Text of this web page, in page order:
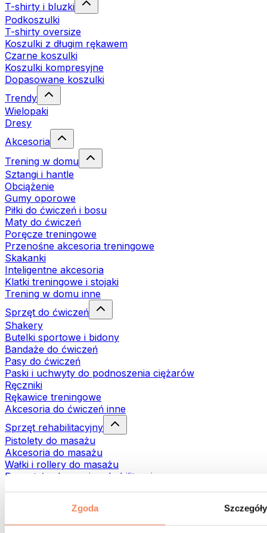
Zgoda Szczegóły
T-shirty i bluzki
Podkoszulki
T-shirty oversize
Koszulki z długim rękawem
Czarne koszulki
Koszulki kompresyjne
Dopasowane koszulki
Trendy
Wielopaki
Dresy
Akcesoria
Trening w domu
Sztangi i hantle
Obciążenie
Gumy oporowe
Piłki do ćwiczeń i bosu
Maty do ćwiczeń
Poręcze treningowe
Przenośne akcesoria treningowe
Skakanki
Inteligentne akcesoria
Klatki treningowe i stojaki
Trening w domu inne
Sprzęt do ćwiczeń
Shakery
Butelki sportowe i bidony
Bandaże do ćwiczeń
Pasy do ćwiczeń
Paski i uchwyty do podnoszenia ciężarów
Ręczniki
Rękawice treningowe
Akcesoria do ćwiczeń inne
Sprzęt rehabilitacyjny
Pistolety do masażu
Akcesoria do masażu
Wałki i rollery do masażu
Pozostałe akcesoria rehabilitacyjne
Torby i plecaki
Torby na żywność i akcesoria